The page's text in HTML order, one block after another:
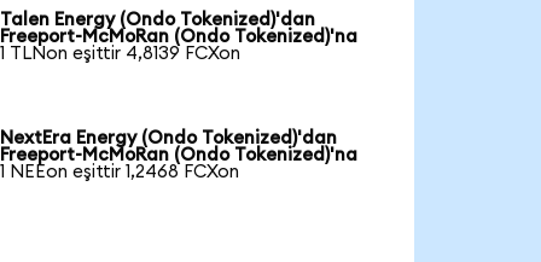
Talen Energy (Ondo Tokenized)'dan
Freeport-McMoRan (Ondo Tokenized)'na
1 TLNon eşittir 4,8139 FCXon
NextEra Energy (Ondo Tokenized)'dan
Freeport-McMoRan (Ondo Tokenized)'na
1 NEEon eşittir 1,2468 FCXon